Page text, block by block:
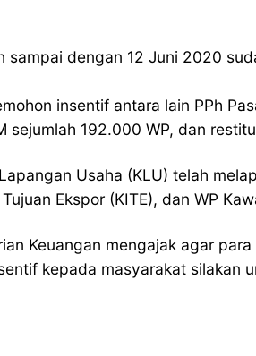
sampai dengan 12 Juni 2020
insentif antara lain PPh
sejumlah 192.000 WP, dan
Usaha (KLU) telah
Ekspor (KITE), dan WP
Keuangan mengajak agar
kepada masyarakat silakan